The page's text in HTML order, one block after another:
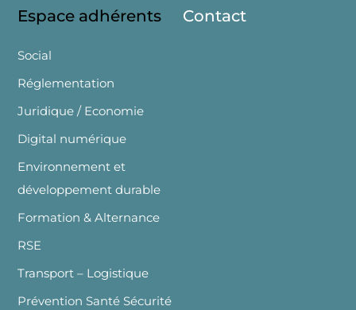
Espace adhérents
Social
Réglementation
Juridique / Economie
Digital numérique
Environnement et
développement durable
Formation & Alternance
RSE
Transport – Logistique
Prévention Santé Sécurité
Contact